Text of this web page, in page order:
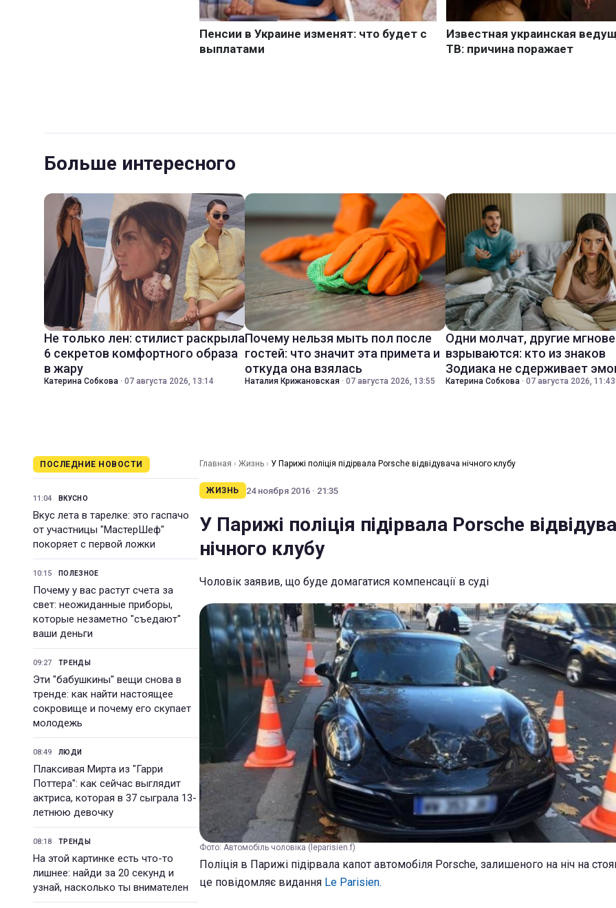
Больше интересного
Не только лен: стилист раскрыла
6 секретов комфортного образа
в жару
Катерина Собкова · 07 августа 2026, 13:14
Почему нельзя мыть пол после
гостей: что значит эта примета и
откуда она взялась
Наталия Крижановская · 07 августа 2026, 13:55
Одни молчат, другие
взрываются: кто из знаков
Зодиака не сдерживает
Катерина Собкова · 07 августа 2026, 11:43
ПОСЛЕДНИЕ НОВОСТИ
11:04 ВКУСНО
Вкус лета в тарелке: это гаспачо
от участницы "МастерШеф"
покоряет с первой ложки
10:15 ПОЛЕЗНОЕ
Почему у вас растут счета за
свет: неожиданные приборы,
которые незаметно "съедают"
ваши деньги
09:27 ТРЕНДЫ
Эти "бабушкины" вещи снова в
тренде: как найти настоящее
сокровище и почему его скупает
молодежь
08:49 ЛЮДИ
Плаксивая Мирта из "Гарри
Поттера": как сейчас выглядит
актриса, которая в 37 сыграла 13-
летнюю девочку
08:18 ТРЕНДЫ
На этой картинке есть что-то
лишнее: найди за 20 секунд и
узнай, насколько ты внимателен
Главная › Жизнь › У Парижі поліція підірвала Porsche відвідувача нічного клубу
ЖИЗНЬ 24 ноября 2016 · 21:35
У Парижі поліція підірвала Porsche
нічного клубу
Чоловік заявив, що буде домагатися компенсації в суді
Фото: Автомобіль чоловіка (leparisien.f)
Поліція в Парижі підірвала капот автомобіля Porsche, залишеного на ніч на
це повідомляє видання Le Parisien.